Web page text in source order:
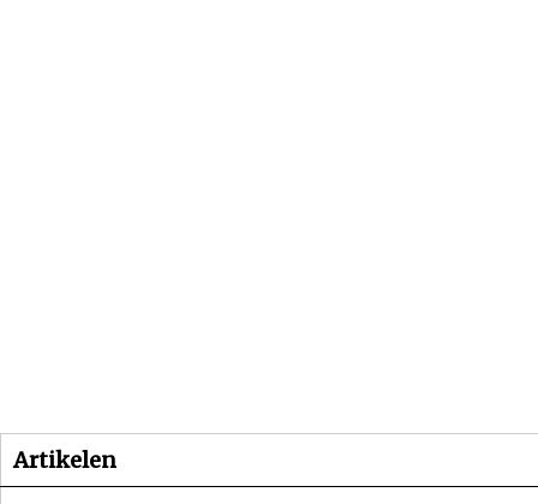
Artikelen